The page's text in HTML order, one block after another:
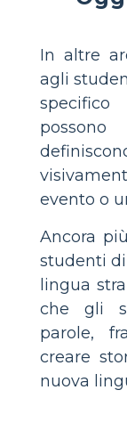
In altre
agli
evento o
Ancora
studenti
lingua
che gli
parole,
creare
nuova